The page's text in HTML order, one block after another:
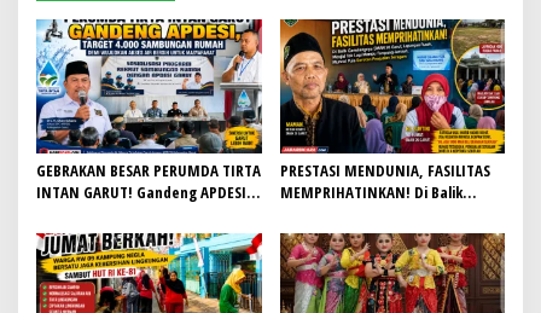
GEBRAKAN BESAR PERUMDA TIRTA
INTAN GARUT! Gandeng APDESI,
Demi Wujudkan Akses Air Bersih
untuk Masyarakat
PRESTASI MENDUNIA, FASILITAS
MEMPRIHATINKAN! Di Balik
Lapangan Hoki Rusak, Masjid Tak
Lagi Mampu Tampung Jamaah,
Penjualan Seragam Ikut Jadi
Sorotan